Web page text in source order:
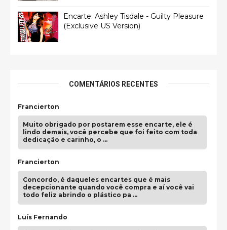
Encarte: Ashley Tisdale - Guilty Pleasure
(Exclusive US Version)
COMENTÁRIOS RECENTES
Francierton
Muito obrigado por postarem esse encarte, ele é
lindo demais, você percebe que foi feito com toda
dedicação e carinho, o …
Francierton
Concordo, é daqueles encartes que é mais
decepcionante quando você compra e aí você vai
todo feliz abrindo o plástico pa …
Luís Fernando